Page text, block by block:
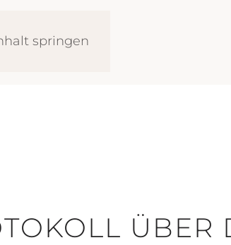
springen
ÜBER